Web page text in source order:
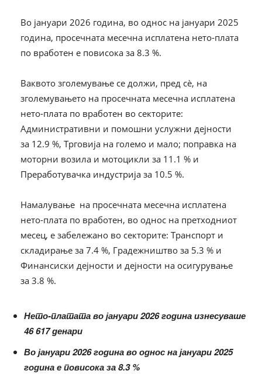
Во јануари 2026 година, во однос на јануари 2025
година, просечната месечна исплатена нето-плата
по вработен е повисока за 8.3 %.
Ваквото зголемување се должи, пред сѐ, на
зголемувањето на просечната месечна исплатена
нето-плата по вработен во секторите:
Административни и помошни услужни дејности
за 12.9 %, Трговија на големо и мало; поправка на
моторни возила и мотоцикли за 11.1 % и
Преработувачка индустрија за 10.5 %.
Намалување на просечната месечна исплатена
нето-плата по вработен, во однос на претходниот
месец, е забележано во секторите: Транспорт и
складирање за 7.4 %, Градежништво за 5.3 % и
Финансиски дејности и дејности на осигурување
за 3.8 %.
Нето-платата во јануари 2026 година изнесуваше
46 617 денари
Во јануари 2026 година во однос на јануари 2025
година е повисока за 8.3 %